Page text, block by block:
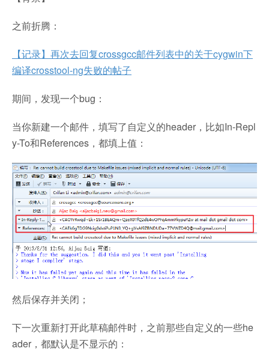
之前折腾：
【记录】再次去回复crossgcc邮件列表中的关于cygwin下
编译crosstool-ng失败的帖子
期间，发现一个bug：
当你新建一个邮件，填写了自定义的header，比如In-Repl
y-To和References，都填上值：
然后保存并关闭；
下一次重新打开此草稿邮件时，之前那些自定义的一些he
ader，都默认是不显示的：